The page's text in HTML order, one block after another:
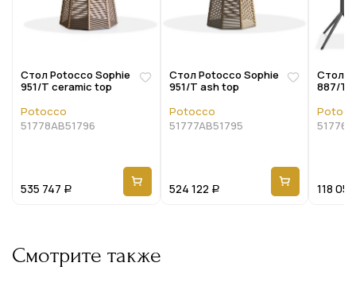
Стол Potocco Sophie
951/T ceramic top
Potocco
51778AB51796
535 747 Р
Стол Potocco Sophie
951/T ash top
Potocco
51777AB51795
524 122 Р
Стол
887/
118 052
Смотрите также